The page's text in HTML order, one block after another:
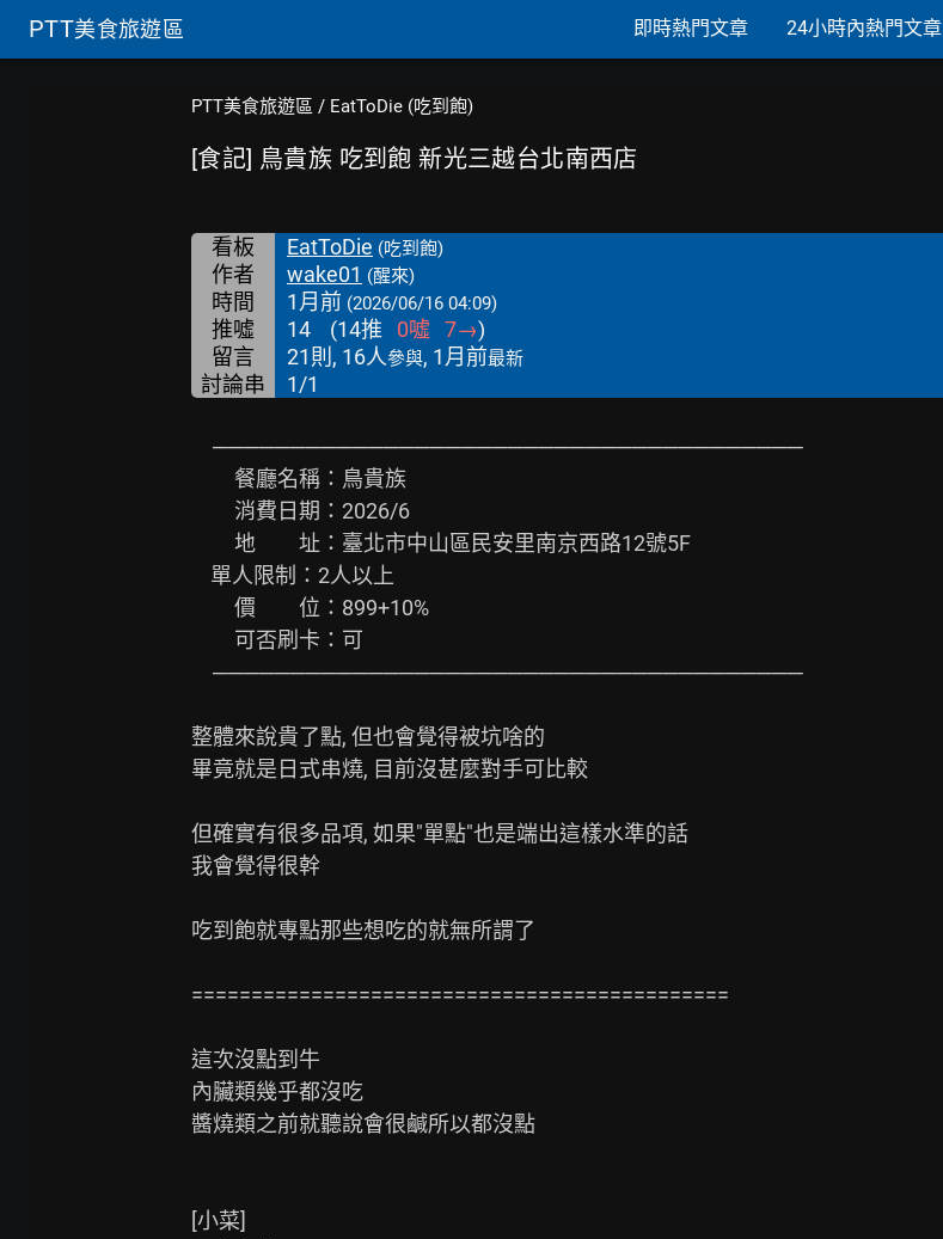
PTT美食旅遊區 即時熱門文章 24小時內熱門文章
PTT美食旅遊區 / EatToDie (吃到飽)
[食記] 鳥貴族 吃到飽 新光三越台北南西店
看板 EatToDie (吃到飽)
作者 wake01 (醒來)
時間 1月前 (2026/06/16 04:09)
推噓 14 (14推 0噓 7→)
留言
21則, 16人參與, 1月前最新
討論串 1/1
──────────────────────────────────────
餐廳名稱：鳥貴族
消費日期：2026/6
地　　址：臺北市中山區民安里南京西路12號5F
價　　位：899+10%
可否刷卡：可
──────────────────────────────────────
整體來說貴了點, 但也會覺得被坑啥的
畢竟就是日式串燒, 目前沒甚麼對手可比較
但確實有很多品項, 如果"單點"也是端出這樣水準的話
我會覺得很幹
吃到飽就專點那些想吃的就無所謂了
=============================================
這次沒點到牛
內臟類幾乎都沒吃
醬燒類之前就聽說會很鹹所以都沒點
[小菜]